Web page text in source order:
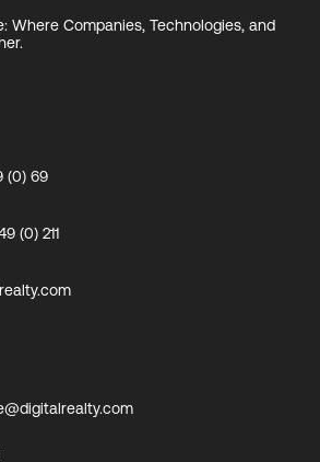
Where Companies, Technologies, and
(0) 69
(0) 211